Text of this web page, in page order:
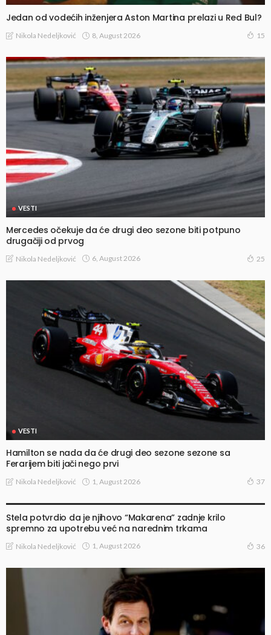
Jedan od vodećih inženjera Aston Martina prelazi u Red Bul?
Nikola Nedeljković 8, August 2026 15
VESTI
Mercedes očekuje da će drugi deo sezone biti potpuno
drugačiji od prvog
Nikola Nedeljković 6, August 2026 25
VESTI
Hamilton se nada da će drugi deo sezone sezone sa
Ferarijem biti jači nego prvi
Nikola Nedeljković 1, August 2026 37
Stela potvrdio da je njihovo “Makarena” zadnje krilo
spremno za upotrebu već na narednim trkama
Nikola Nedeljković 1, August 2026 36